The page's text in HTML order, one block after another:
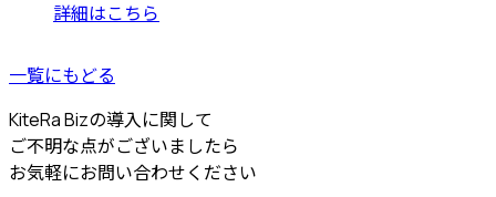
詳細はこちら
一覧にもどる
KiteRa Bizの導入に関して
ご不明な点がございましたら
お気軽にお問い合わせください